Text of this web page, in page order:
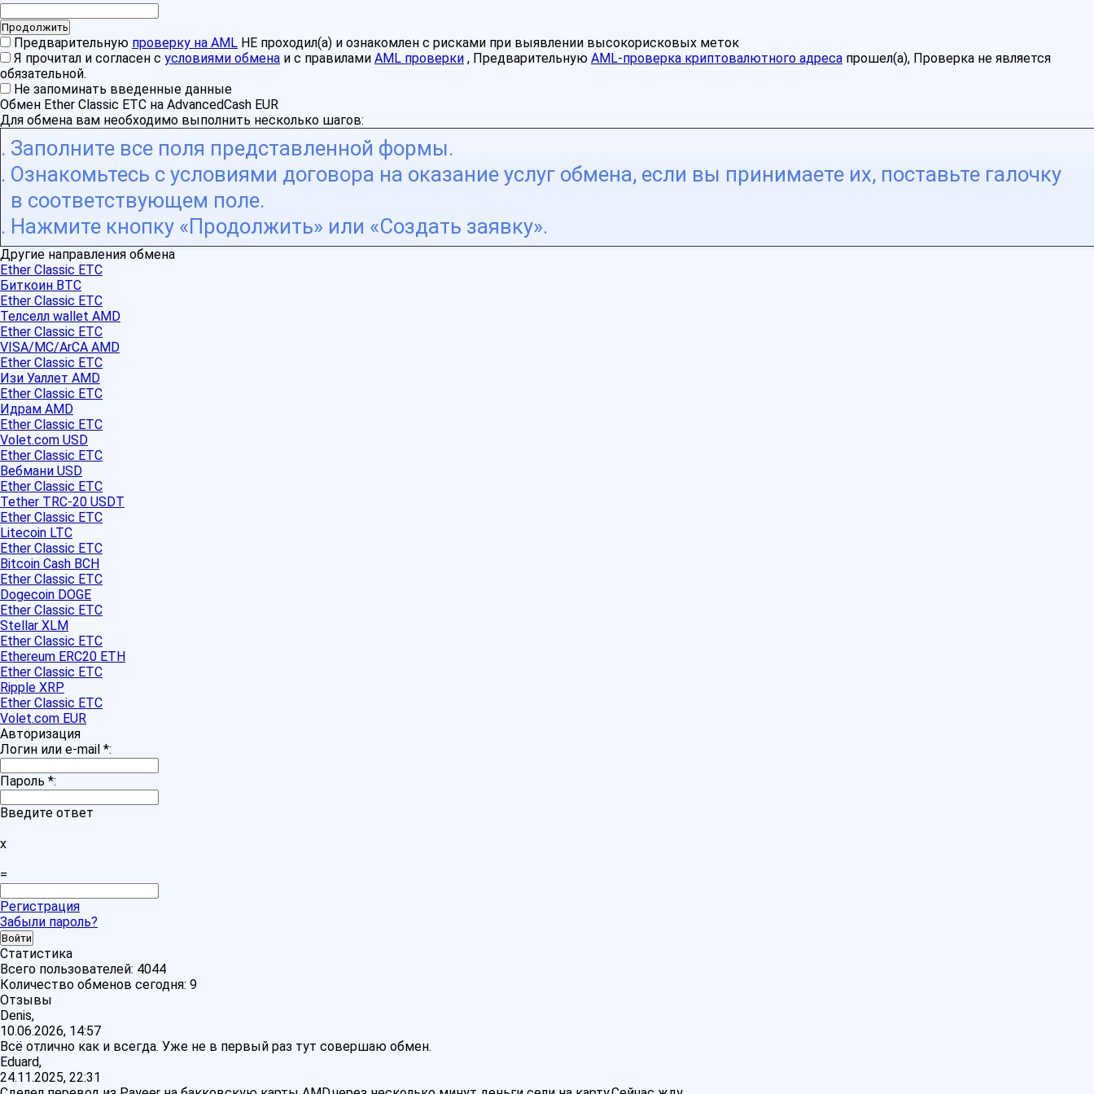
Предварительную проверку на AML НЕ проходил(а) и ознакомлен с рисками при выявлении высокорисковых меток
Я прочитал и согласен с условиями обмена и с правилами AML проверки , Предварительную AML-проверка криптовалютного адреса прошел(а), Проверка не является
обязательной.
Не запоминать введенные данные
Обмен Ether Classic ETC на AdvancedCash EUR
Для обмена вам необходимо выполнить несколько шагов:
Заполните все поля представленной формы.
Ознакомьтесь с условиями договора на оказание услуг обмена, если вы принимаете их, поставьте галочку
в соответствующем поле.
Нажмите кнопку «Продолжить» или «Создать заявку».
Другие направления обмена
Ether Classic ETC
Биткоин BTC
Ether Classic ETC
Телселл wallet AMD
Ether Classic ETC
VISA/MC/ArCA AMD
Ether Classic ETC
Изи Уаллет AMD
Ether Classic ETC
Идрам AMD
Ether Classic ETC
Volet.com USD
Ether Classic ETC
Вебмани USD
Ether Classic ETC
Tether TRC-20 USDT
Ether Classic ETC
Litecoin LTC
Ether Classic ETC
Bitcoin Cash BCH
Ether Classic ETC
Dogecoin DOGE
Ether Classic ETC
Stellar XLM
Ether Classic ETC
Ethereum ERC20 ETH
Ether Classic ETC
Ripple XRP
Ether Classic ETC
Volet.com EUR
Авторизация
Логин или e-mail *:
Пароль *:
Введите ответ
x
=
Регистрация
Забыли пароль?
Статистика
Всего пользователей: 4044
Количество обменов сегодня: 9
Отзывы
Denis,
10.06.2026, 14:57
Всё отлично как и всегда. Уже не в первый раз тут совершаю обмен.
Eduard,
24.11.2025, 22:31